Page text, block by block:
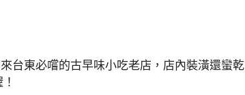
台東必嚐的古早味小吃老店，店內裝潢還蠻乾